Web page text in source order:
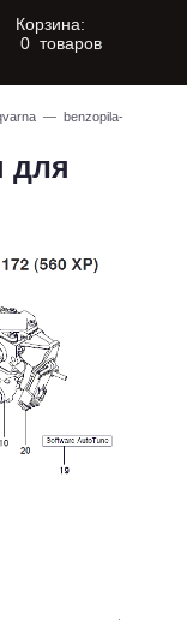
Корзина:
0 товаров
—benzopila-
для